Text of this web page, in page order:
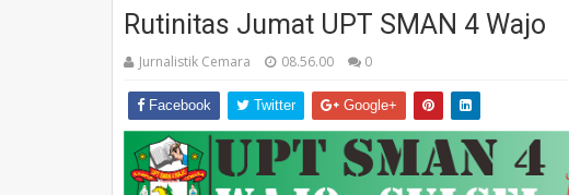
Rutinitas Jumat UPT SMAN 4 Wajo
Jurnalistik Cemara 08.56.00 0
Facebook Twitter Google+